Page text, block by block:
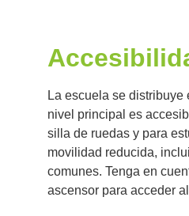
La escuela se distribuye
nivel principal es
silla de ruedas y para
movilidad reducida,
comunes. Tenga en
ascensor para acceder